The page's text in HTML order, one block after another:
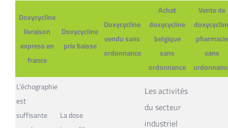
Doxycycline
livraison
express en
france
Doxycycline
prix baisse
Doxycycline
vendu sans
ordonnance
Achat
doxycycline
belgique
sans
ordonnance
Vente de
pharmacie
sans
L’échographie
est
suffisante
La dose
Les activités
du secteur
industriel